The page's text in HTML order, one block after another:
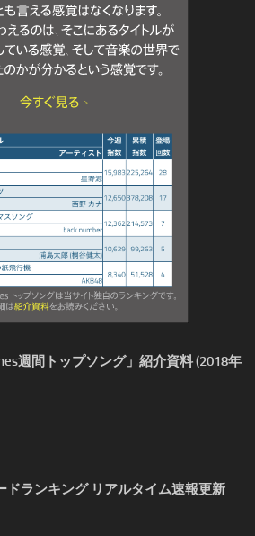
週間トップソング」紹介資料 (2018年
ドランキング リアルタイム速報更新